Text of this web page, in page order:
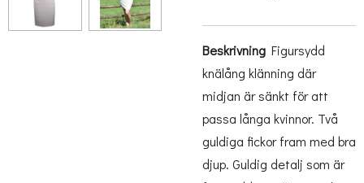
Beskrivning Figursydd
knälång klänning där
midjan är sänkt för att
passa långa kvinnor. Två
guldiga fickor fram med bra
djup. Guldig detalj som är